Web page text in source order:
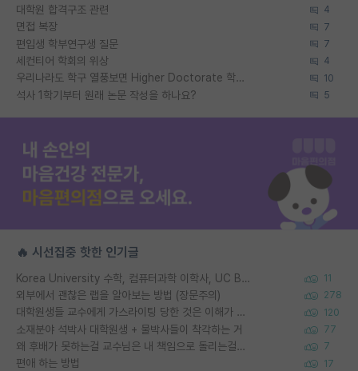
대학원 합격구조 관련 4
면접 복장 7
편입생 학부연구생 질문 7
세컨티어 학회의 위상 4
우리나라도 학구 열풍보면 Higher Doctorate 학위가 필요하다고 봅니다. 10
석사 1학기부터 원래 논문 작성을 하나요? 5
🔥 시선집중 핫한 인기글
Korea University 수학, 컴퓨터과학 이학사, UC Berkeley 산업공학 대학원 공학박사가 되는 것은 쉽지 않겠죠? 11
외부에서 괜찮은 랩을 알아보는 방법 (장문주의) 278
대학원생들 교수에게 가스라이팅 당한 것은 이해가 갑니다. 안타깝네요. 120
소재분야 석박사 대학원생 + 물박사들이 착각하는 거 77
왜 후배가 못하는걸 교수님은 내 책임으로 돌리는걸까요? 7
편애 하는 방법 17